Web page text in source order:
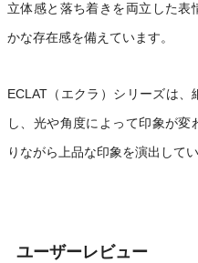
立体感と落ち着きを両立した
かな存在感を備えています。
ECLAT（エクラ）シリーズは
し、光や角度によって印象が
りながら上品な印象を演出してい
ユーザーレビュー